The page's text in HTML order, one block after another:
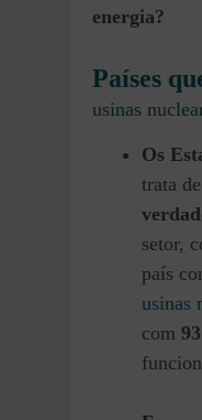
energia?
Países
usinas
Os
trata de
setor,
país
usinas
com